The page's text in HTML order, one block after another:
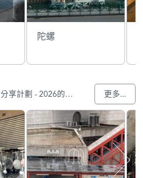
陀螺
“我的澳門記憶” 圖片分享計劃 - 2026的參與作品 更多...